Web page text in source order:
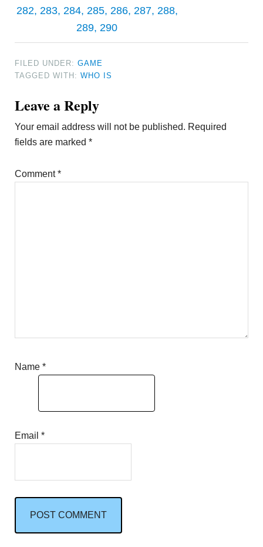
282, 283, 284, 285, 286, 287, 288,
289, 290
FILED UNDER:GAME
TAGGED WITH:WHO IS
Reader
Interactions
Leave a Reply
Your email address will not be published. Required
fields are marked*
Comment*
Name*
Email*